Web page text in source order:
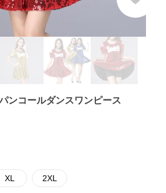
ンコールダンスワンピース
XL 2XL